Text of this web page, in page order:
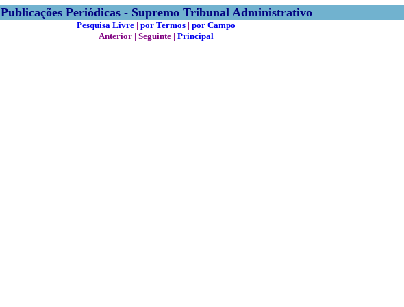
Publicações Periódicas - Supremo Tribunal Administrativo
Pesquisa Livre | por Termos | por Campo
Anterior | Seguinte | Principal